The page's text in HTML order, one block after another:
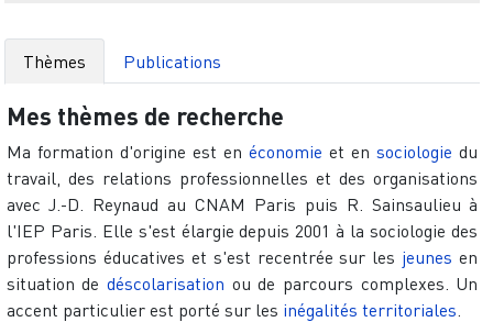
Thèmes Publications
Mes thèmes de recherche
Ma formation d'origine est enéconomie et ensociologie du
travail, des relations professionnelles et des organisations
avec J.-D. Reynaud au CNAM Paris puis R. Sainsaulieu à
l'IEP Paris. Elle s'est élargie depuis 2001 à la sociologie des
professions éducatives et s'est recentrée sur les jeunes en
situation de déscolarisation ou de parcours complexes. Un
accent particulier est porté sur les inégalités territoriales